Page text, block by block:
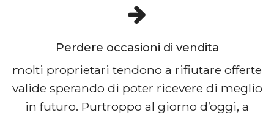
Perdere occasioni di vendita
molti proprietari tendono a rifiutare offerte
valide sperando di poter ricevere di meglio
in futuro. Purtroppo al giorno d’oggi, a